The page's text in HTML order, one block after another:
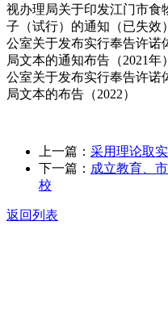
视办理局关于印发江门市食
子（试行）的通知（已失效
公室关于发布实行奉告许诺
局文本的通知布告（2021
公室关于发布实行奉告许诺
局文本的布告（2022）
上一篇： 采用理论取
下一篇： 成立教育、
校
返回列表